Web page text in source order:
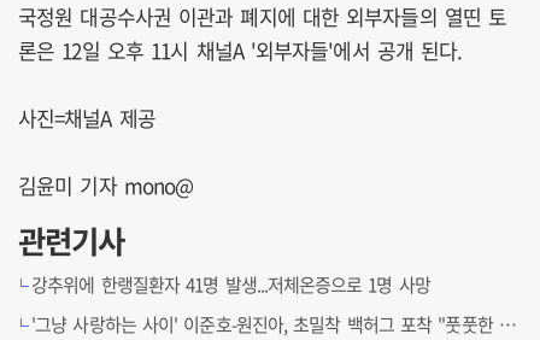
국정원 대공수사권 이관과 폐지에 대한 외부자들의 열띤 토
론은 12일 오후 11시 채널A '외부자들'에서 공개 된다.
사진=채널A 제공
김윤미 기자 mono@
관련기사
강추위에 한랭질환자 41명 발생...저체온증으로 1명 사망
'그냥 사랑하는 사이' 이준호-원진아, 초밀착 백허그 포착 "풋풋한 케미"